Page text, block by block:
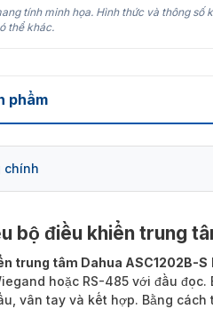
tính minh họa. Hình thức và thông số
thể khác.
phẩm
chính
bộ điều khiển trung
trung tâm Dahua ASC1202B-S
hoặc RS-485 với đầu
vân tay và kết hợp. Bằng